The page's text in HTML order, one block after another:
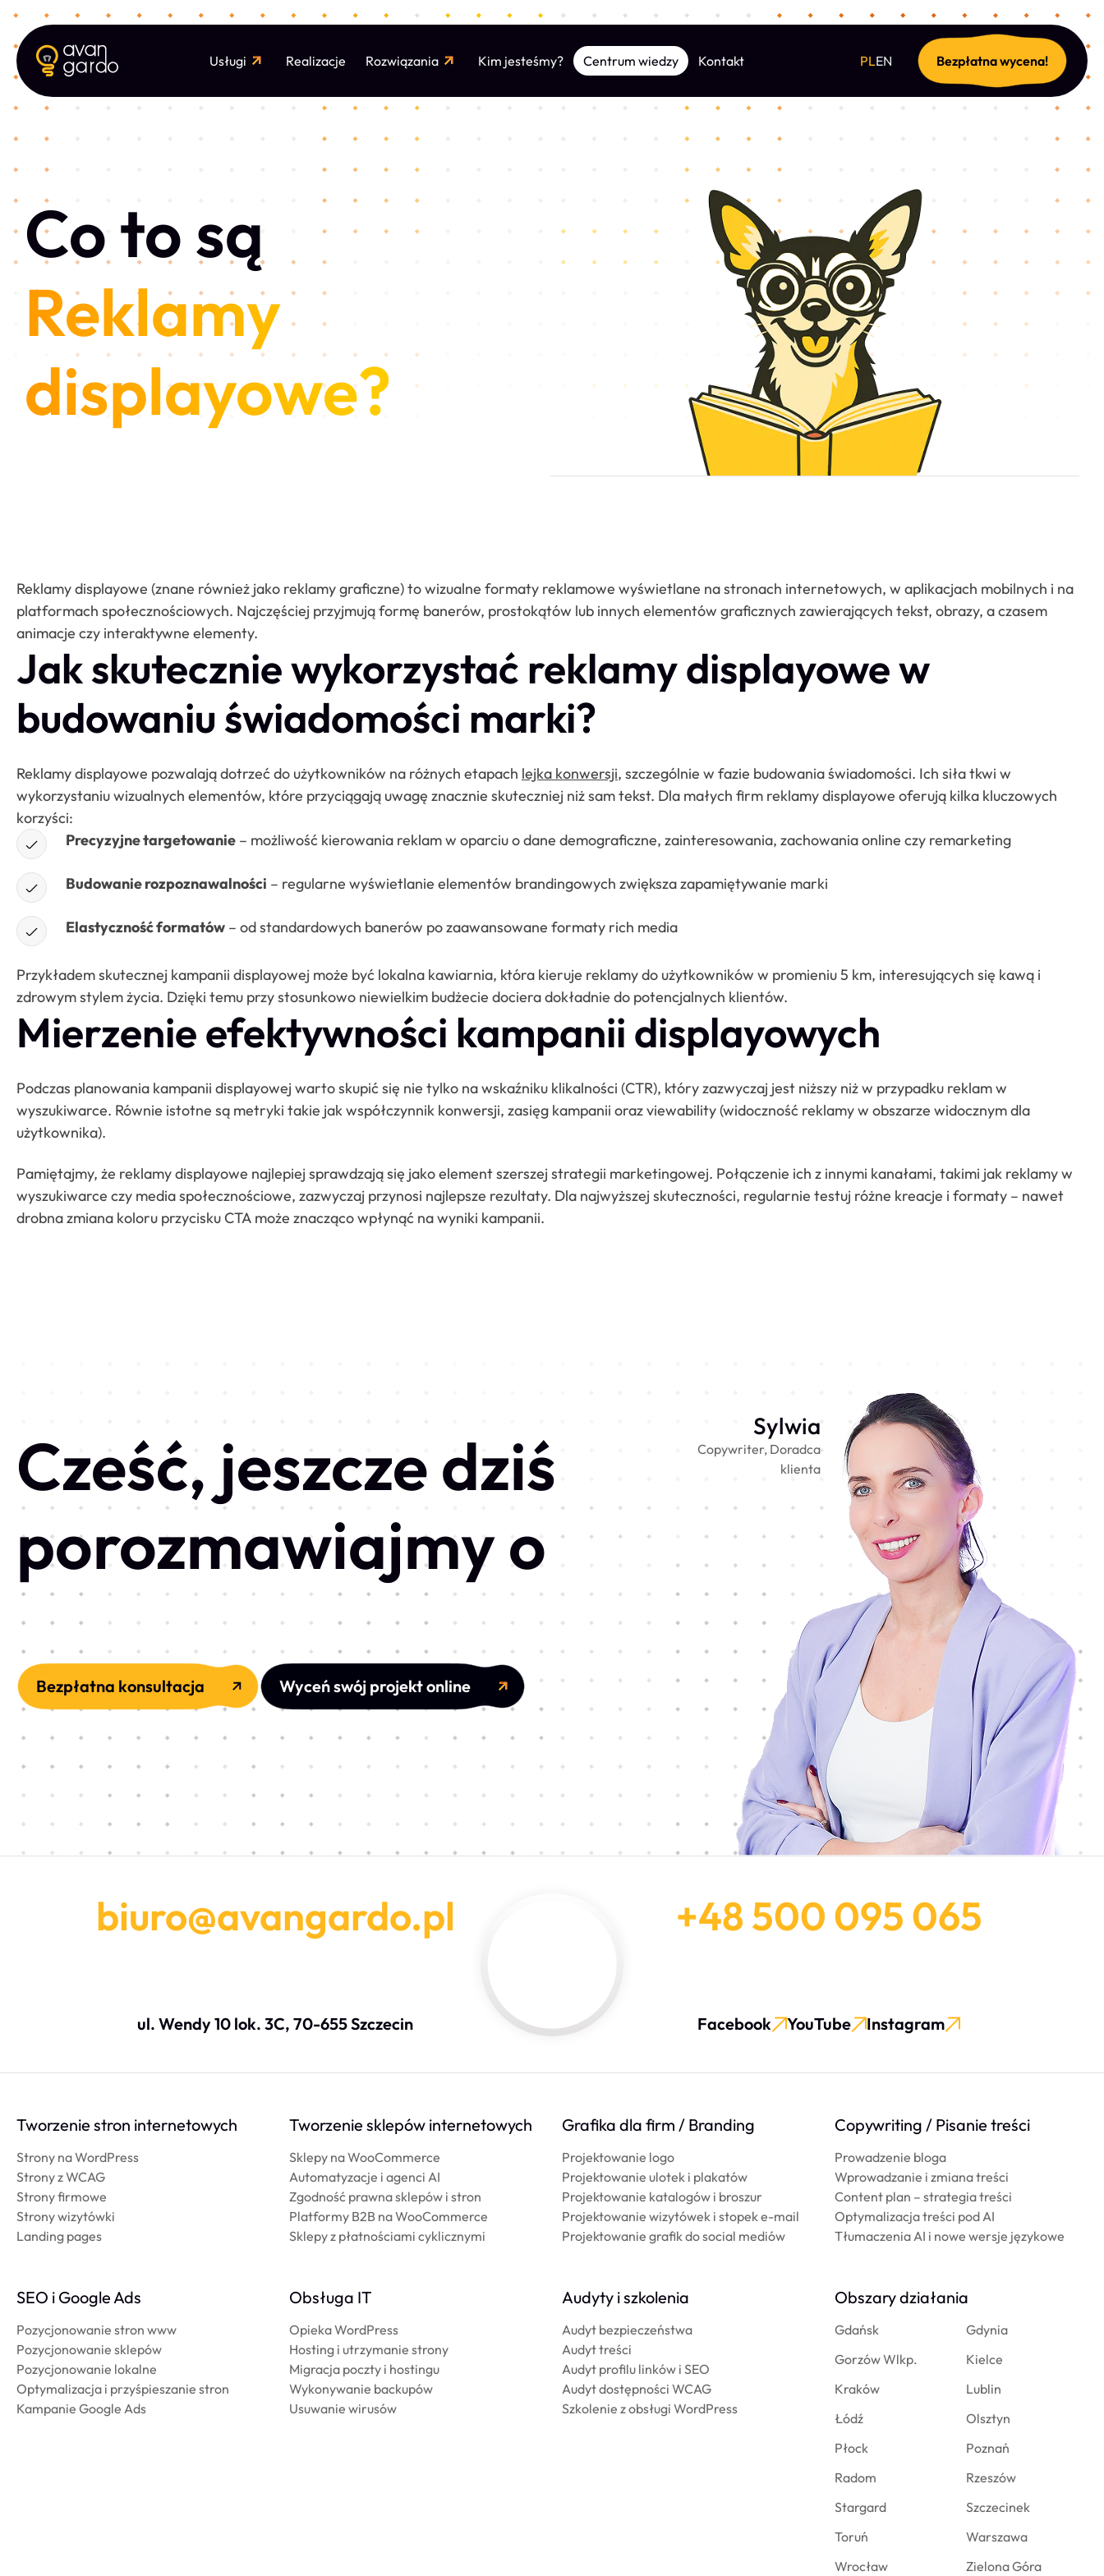
Usługi Realizacje Rozwiązania Kim jesteśmy? Kontakt Bezpłatna wycena!
PLEN
Co to są
Reklamy
displayowe?
Reklamy displayowe (znane również jako reklamy graficzne) to wizualne formaty reklamowe wyświetlane na stronach internetowych, w aplikacjach mobilnych i na
platformach społecznościowych. Najczęściej przyjmują formę banerów, prostokątów lub innych elementów graficznych zawierających tekst, obrazy, a czasem
animacje czy interaktywne elementy.
Jak skutecznie wykorzystać reklamy displayowe w
budowaniu świadomości marki?
Reklamy displayowe pozwalają dotrzeć do użytkowników na różnych etapach lejka konwersji, szczególnie w fazie budowania świadomości. Ich siła tkwi w
wykorzystaniu wizualnych elementów, które przyciągają uwagę znacznie skuteczniej niż sam tekst. Dla małych firm reklamy displayowe oferują kilka kluczowych
korzyści:
Precyzyjne targetowanie – możliwość kierowania reklam w oparciu o dane demograficzne, zainteresowania, zachowania online czy remarketing
Budowanie rozpoznawalności – regularne wyświetlanie elementów brandingowych zwiększa zapamiętywanie marki
Elastyczność formatów – od standardowych banerów po zaawansowane formaty rich media
Przykładem skutecznej kampanii displayowej może być lokalna kawiarnia, która kieruje reklamy do użytkowników w promieniu 5 km, interesujących się kawą i
zdrowym stylem życia. Dzięki temu przy stosunkowo niewielkim budżecie dociera dokładnie do potencjalnych klientów.
Mierzenie efektywności kampanii displayowych
Podczas planowania kampanii displayowej warto skupić się nie tylko na wskaźniku klikalności (CTR), który zazwyczaj jest niższy niż w przypadku reklam w
wyszukiwarce. Równie istotne są metryki takie jak współczynnik konwersji, zasięg kampanii oraz viewability (widoczność reklamy w obszarze widocznym dla
użytkownika).
Pamiętajmy, że reklamy displayowe najlepiej sprawdzają się jako element szerszej strategii marketingowej. Połączenie ich z innymi kanałami, takimi jak reklamy w
wyszukiwarce czy media społecznościowe, zazwyczaj przynosi najlepsze rezultaty. Dla najwyższej skuteczności, regularnie testuj różne kreacje i formaty – nawet
drobna zmiana koloru przycisku CTA może znacząco wpłynąć na wyniki kampanii.
Cześć, jeszcze dziś
porozmawiajmy o
Bezpłatna konsultacja Wyceń swój projekt online
Sylwia
Copywriter, Doradca
klienta
biuro@avangardo.pl +48 500 095 065
ul. Wendy 10 lok. 3C, 70-655 Szczecin Facebook YouTube Instagram
Tworzenie stron internetowych
Strony na WordPress
Strony z WCAG
Strony firmowe
Strony wizytówki
Landing pages
Tworzenie sklepów internetowych
Sklepy na WooCommerce
Automatyzacje i agenci AI
Zgodność prawna sklepów i stron
Platformy B2B na WooCommerce
Sklepy z płatnościami cyklicznymi
Grafika dla firm / Branding
Projektowanie logo
Projektowanie ulotek i plakatów
Projektowanie katalogów i broszur
Projektowanie wizytówek i stopek e-mail
Projektowanie grafik do social mediów
Copywriting / Pisanie treści
Prowadzenie bloga
Wprowadzanie i zmiana treści
Content plan – strategia treści
Optymalizacja treści pod AI
Tłumaczenia AI i nowe wersje językowe
SEO i Google Ads
Pozycjonowanie stron www
Pozycjonowanie sklepów
Pozycjonowanie lokalne
Optymalizacja i przyśpieszanie stron
Kampanie Google Ads
Obsługa IT
Opieka WordPress
Hosting i utrzymanie strony
Migracja poczty i hostingu
Wykonywanie backupów
Usuwanie wirusów
Audyty i szkolenia
Audyt bezpieczeństwa
Audyt treści
Audyt profilu linków i SEO
Audyt dostępności WCAG
Szkolenie z obsługi WordPress
Obszary działania
Gdańsk
Gdynia
Gorzów Wlkp.
Kielce
Kraków
Lublin
Łódź
Olsztyn
Płock
Poznań
Radom
Rzeszów
Stargard
Szczecinek
Toruń
Warszawa
Wrocław
Zielona Góra